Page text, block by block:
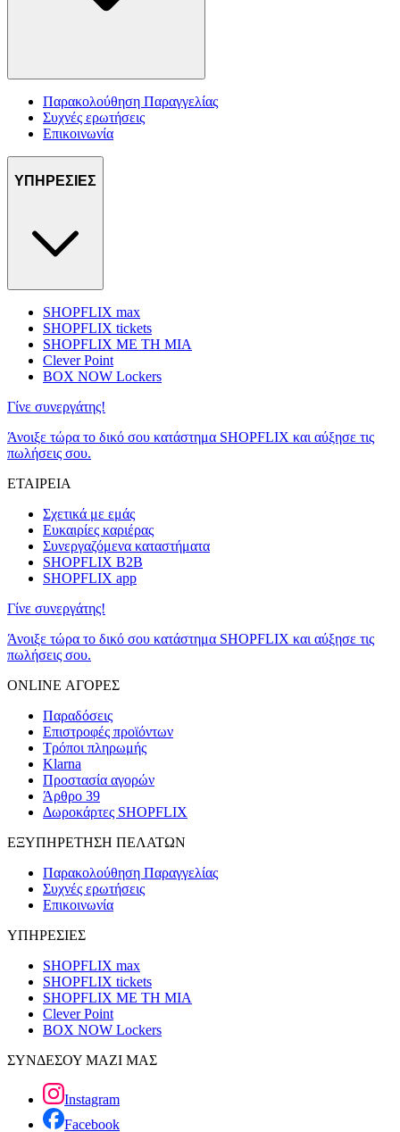
Παρακολούθηση Παραγγελίας
Συχνές ερωτήσεις
Επικοινωνία
ΥΠΗΡΕΣΙΕΣ
SHOPFLIX max
SHOPFLIX tickets
SHOPFLIX ΜΕ ΤΗ ΜΙΑ
Clever Point
BOX NOW Lockers
Γίνε συνεργάτης!
Άνοιξε τώρα το δικό σου κατάστημα SHOPFLIX και αύξησε τις
πωλήσεις σου.
ΕΤΑΙΡΕΙΑ
Σχετικά με εμάς
Ευκαιρίες καριέρας
Συνεργαζόμενα καταστήματα
SHOPFLIX B2B
SHOPFLIX app
Γίνε συνεργάτης!
Άνοιξε τώρα το δικό σου κατάστημα SHOPFLIX και αύξησε τις
πωλήσεις σου.
ONLINE ΑΓΟΡΕΣ
Παραδόσεις
Επιστροφές προϊόντων
Τρόποι πληρωμής
Klarna
Προστασία αγορών
Άρθρο 39
Δωροκάρτες SHOPFLIX
ΕΞΥΠΗΡΕΤΗΣΗ ΠΕΛΑΤΩΝ
Παρακολούθηση Παραγγελίας
Συχνές ερωτήσεις
Επικοινωνία
ΥΠΗΡΕΣΙΕΣ
SHOPFLIX max
SHOPFLIX tickets
SHOPFLIX ΜΕ ΤΗ ΜΙΑ
Clever Point
BOX NOW Lockers
ΣΥΝΔΕΣΟΥ ΜΑΖΙ ΜΑΣ
Instagram
Facebook